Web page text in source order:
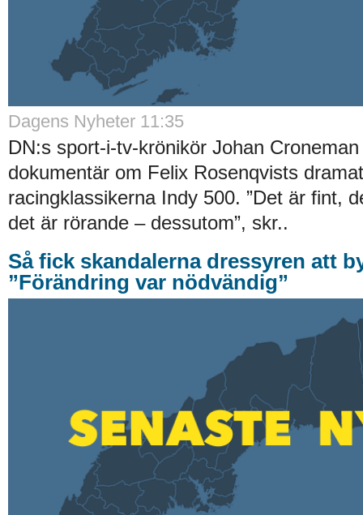
Dagens Nyheter 11:35
DN:s sport-i-tv-krönikör Johan
dokumentär om Felix Rosenqvists
racingklassikerna Indy 500. ”Det är fint,
det är rörande – dessutom”, skr..
Så fick skandalerna dressyren att
”Förändring var nödvändig”